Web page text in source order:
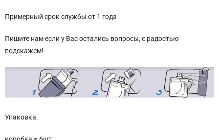
Примерный срок службы от 1 года
Пишите нам если у Вас остались вопросы, с радостью
подскажем!
Упаковка: